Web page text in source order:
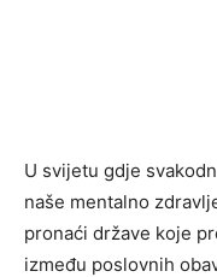
U svijetu gdje
naše mentalno
pronaći države koje
između poslovnih